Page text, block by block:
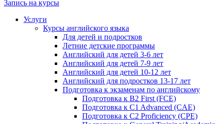
Запись на курсы
Услуги
Курсы английского языка
Для детей и подростков
Летние детские программы
Английский для детей 3-6 лет
Английский для детей 7-9 лет
Английский для детей 10-12 лет
Английский для подростков 13-17 лет
Подготовка к экзаменам по английскому
Подготовка к B2 First (FCE)
Подготовка к C1 Advanced (CAE)
Подготовка к C2 Proficiency (CPE)